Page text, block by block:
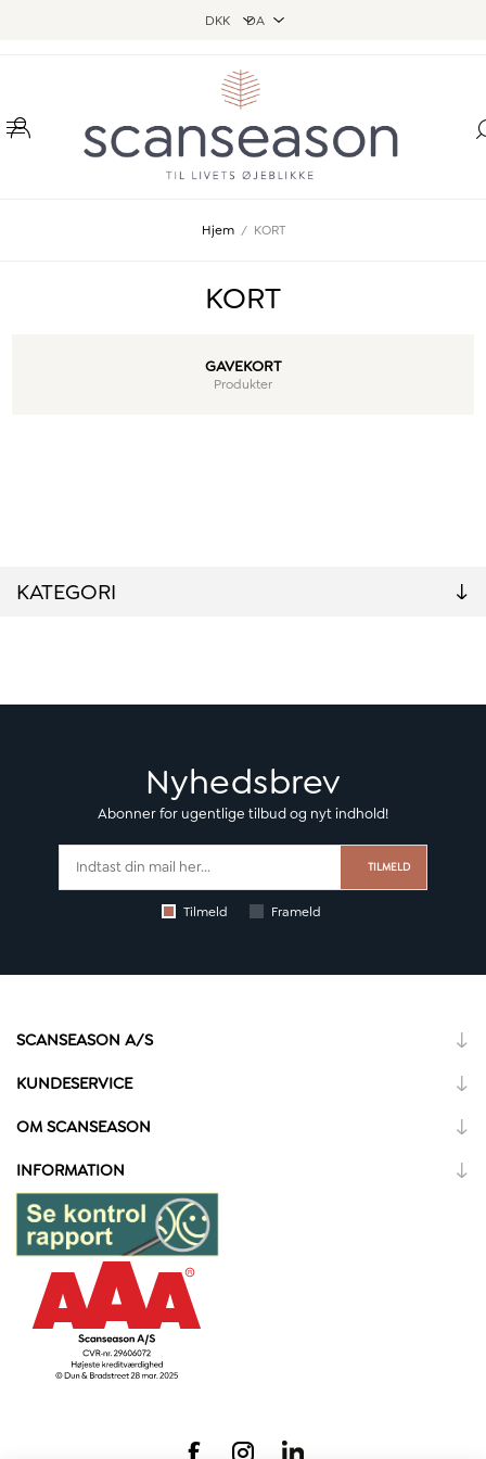
Hjem / KORT
KATEGORI
KORT
GAVEKORT
Produkter
Nyhedsbrev
Abonner for ugentlige tilbud og nyt indhold!
TILMELD
Tilmeld Frameld
SCANSEASON A/S
KUNDESERVICE
OM SCANSEASON
INFORMATION